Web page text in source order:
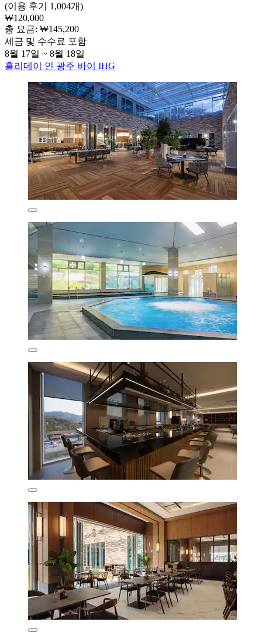
(이용 후기 1,004개)
₩120,000
총 요금: ₩145,200
세금 및 수수료 포함
8월 17일 ~ 8월 18일
홀리데이 인 광주 바이 IHG